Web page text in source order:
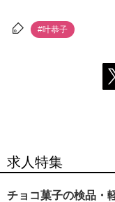
#叶恭子
求人特集
チョコ菓子の検品・